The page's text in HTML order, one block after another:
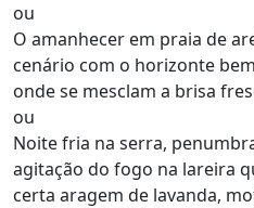
ou
O amanhecer em praia de
cenário com o horizonte
onde se mesclam a brisa
ou
Noite fria na serra,
agitação do fogo na lareira
certa aragem de lavanda,